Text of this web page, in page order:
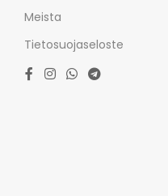
Meista
Tietosuojaseloste